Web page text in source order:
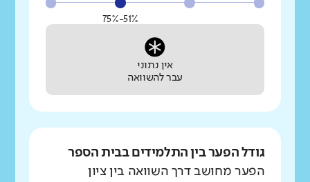
51%-75%
אין נתוני
עבר להשוואה
גודל הפער בין התלמידים בבית הספר
הפער מחושב דרך השוואה בין ציון